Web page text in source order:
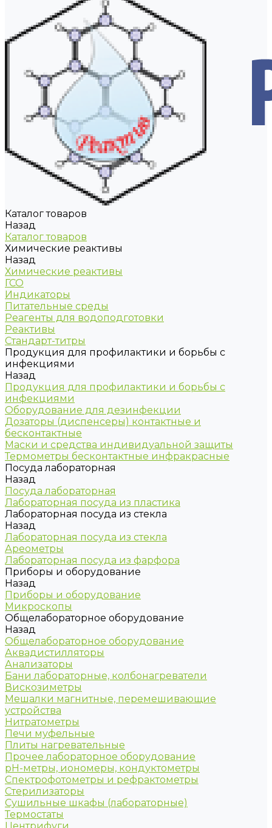
Каталог товаров
Назад
Каталог товаров
Химические реактивы
Назад
Химические реактивы
ГСО
Индикаторы
Питательные среды
Реагенты для водоподготовки
Реактивы
Стандарт-титры
Продукция для профилактики и борьбы с
инфекциями
Назад
Продукция для профилактики и борьбы с
инфекциями
Оборудование для дезинфекции
Дозаторы (диспенсеры) контактные и
бесконтактные
Маски и средства индивидуальной защиты
Термометры бесконтактные инфракрасные
Посуда лабораторная
Назад
Посуда лабораторная
Лабораторная посуда из пластика
Лабораторная посуда из стекла
Назад
Лабораторная посуда из стекла
Ареометры
Лабораторная посуда из фарфора
Приборы и оборудование
Назад
Приборы и оборудование
Микроскопы
Общелабораторное оборудование
Назад
Общелабораторное оборудование
Аквадистилляторы
Анализаторы
Бани лабораторные, колбонагреватели
Вискозиметры
Мешалки магнитные, перемешивающие
устройства
Нитратометры
Печи муфельные
Плиты нагревательные
Прочее лабораторное оборудование
рН-метры, иономеры, кондуктометры
Спектрофотометры и рефрактометры
Стерилизаторы
Сушильные шкафы (лабораторные)
Термостаты